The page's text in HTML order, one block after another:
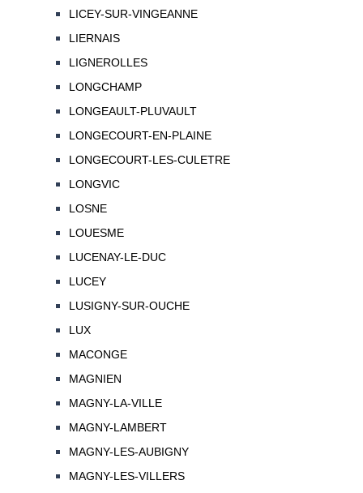
LICEY-SUR-VINGEANNE
LIERNAIS
LIGNEROLLES
LONGCHAMP
LONGEAULT-PLUVAULT
LONGECOURT-EN-PLAINE
LONGECOURT-LES-CULETRE
LONGVIC
LOSNE
LOUESME
LUCENAY-LE-DUC
LUCEY
LUSIGNY-SUR-OUCHE
LUX
MACONGE
MAGNIEN
MAGNY-LA-VILLE
MAGNY-LAMBERT
MAGNY-LES-AUBIGNY
MAGNY-LES-VILLERS